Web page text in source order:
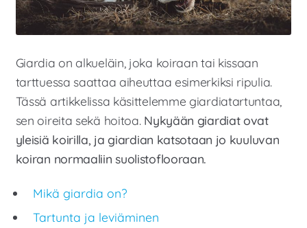
Meistä
tason
valikko
Giardia on alkueläin, joka koiraan tai kissaan
tarttuessa saattaa aiheuttaa esimerkiksi ripulia.
Tässä artikkelissa käsittelemme giardiatartuntaa,
sen oireita sekä hoitoa. Nykyään giardiat ovat
yleisiä koirilla, ja giardian katsotaan jo kuuluvan
koiran normaaliin suolistoflooraan.
Mikä giardia on?
Tartunta ja leviäminen